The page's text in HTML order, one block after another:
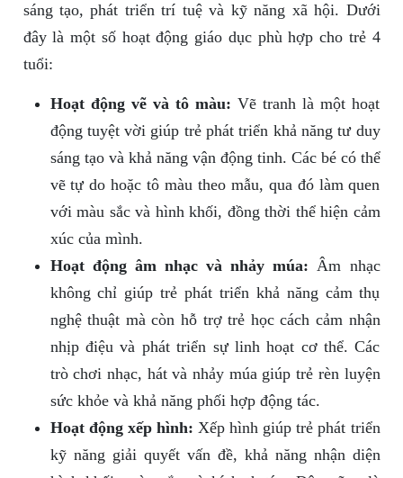
sáng tạo, phát triển trí tuệ và kỹ năng xã hội. Dưới
đây là một số hoạt động giáo dục phù hợp cho trẻ 4
tuổi:
Hoạt động vẽ và tô màu: Vẽ tranh là một hoạt
động tuyệt vời giúp trẻ phát triển khả năng tư duy
sáng tạo và khả năng vận động tinh. Các bé có thể
vẽ tự do hoặc tô màu theo mẫu, qua đó làm quen
với màu sắc và hình khối, đồng thời thể hiện cảm
xúc của mình.
Hoạt động âm nhạc và nhảy múa: Âm nhạc
không chỉ giúp trẻ phát triển khả năng cảm thụ
nghệ thuật mà còn hỗ trợ trẻ học cách cảm nhận
nhịp điệu và phát triển sự linh hoạt cơ thể. Các
trò chơi nhạc, hát và nhảy múa giúp trẻ rèn luyện
sức khỏe và khả năng phối hợp động tác.
Hoạt động xếp hình: Xếp hình giúp trẻ phát triển
kỹ năng giải quyết vấn đề, khả năng nhận diện